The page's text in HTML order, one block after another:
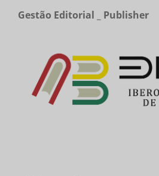
Gestão Editorial _ Publisher